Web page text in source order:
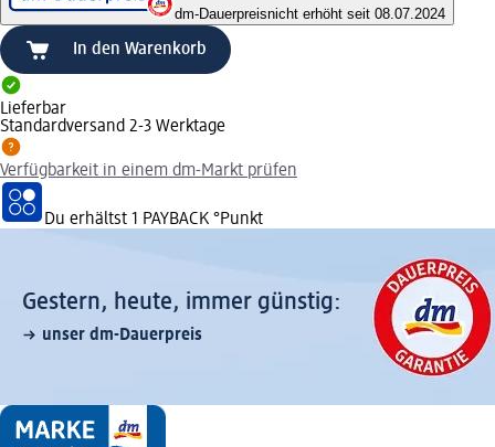
dm-Dauerpreisnicht erhöht seit 08.07.2024
In den Warenkorb
Lieferbar
Standardversand 2-3 Werktage
Verfügbarkeit in einem dm-Markt prüfen
Du erhältst 1 PAYBACK °Punkt
Gestern, heute, immer günstig:
unser dm-Dauerpreis